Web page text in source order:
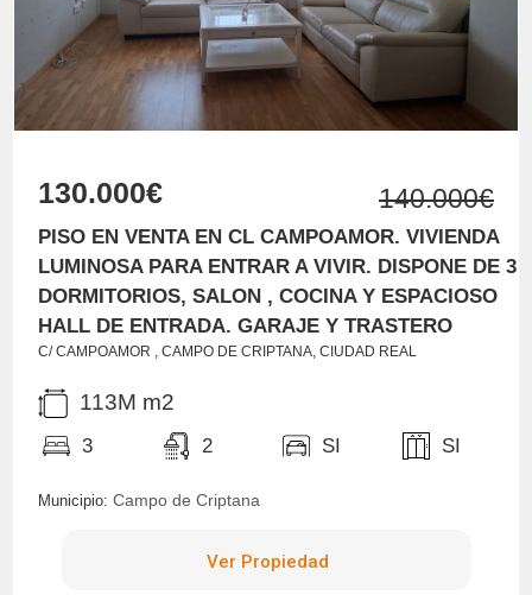
130.000€ 140.000€
PISO EN VENTA EN CL CAMPOAMOR. VIVIENDA
LUMINOSA PARA ENTRAR A VIVIR. DISPONE DE 3
DORMITORIOS, SALON , COCINA Y ESPACIOSO
HALL DE ENTRADA. GARAJE Y TRASTERO
C/ CAMPOAMOR , CAMPO DE CRIPTANA, CIUDAD REAL
113M m2
3 2 SI SI
Municipio: Campo de Criptana
Ver Propiedad